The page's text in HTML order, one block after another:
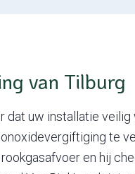
van Tilburg
uw installatie veilig
te
en hij